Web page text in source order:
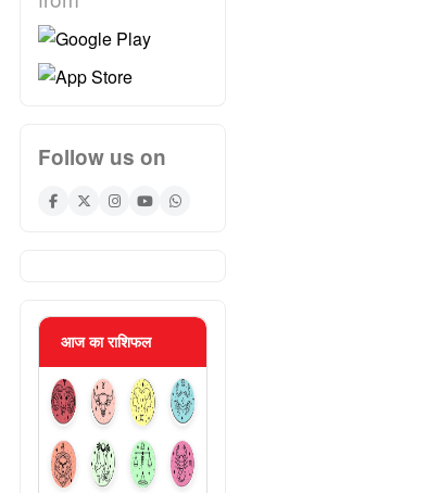
Follow us on
आज का राशिफल